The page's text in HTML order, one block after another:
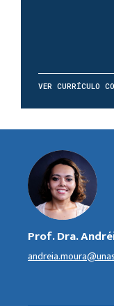
VER CURRÍCULO
Prof. Dra.